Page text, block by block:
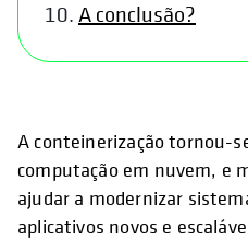
A conclusão?
A conteinerização tornou-
computação em nuvem, e
ajudar a modernizar
aplicativos novos e